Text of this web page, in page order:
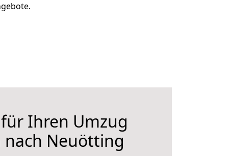
Ihren Umzug
Neuötting